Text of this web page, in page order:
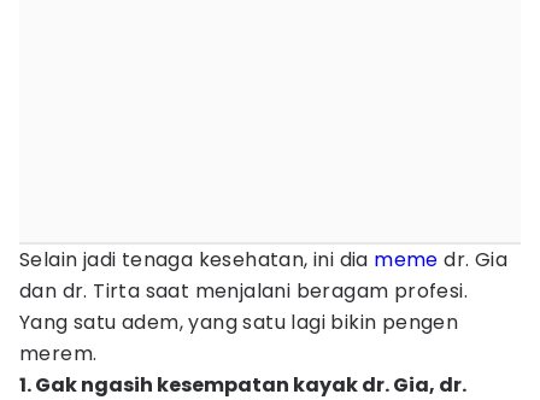
Selain jadi tenaga kesehatan, ini dia meme dr. Gia
dan dr. Tirta saat menjalani beragam profesi.
Yang satu adem, yang satu lagi bikin pengen
merem.
1. Gak ngasih kesempatan kayak dr. Gia, dr.